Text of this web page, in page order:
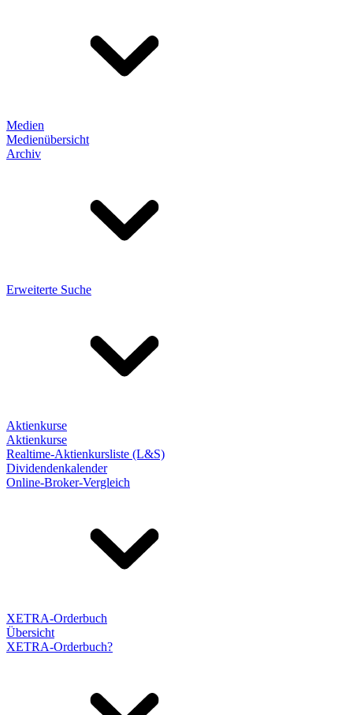
Medien
Medienübersicht
Archiv
Erweiterte Suche
Aktienkurse
Aktienkurse
Realtime-Aktienkursliste (L&S)
Dividendenkalender
Online-Broker-Vergleich
XETRA-Orderbuch
Übersicht
XETRA-Orderbuch?